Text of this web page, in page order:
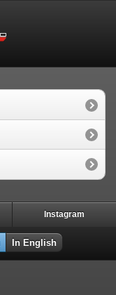
Instagram
In English